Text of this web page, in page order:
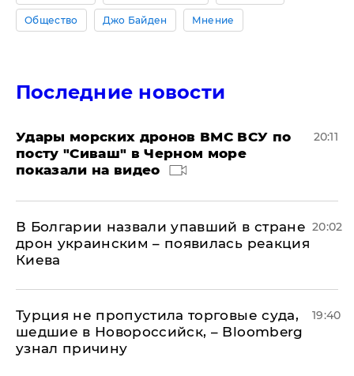
Общество Джо Байден Мнение
Последние новости
Удары морских дронов ВМС ВСУ по
посту "Сиваш" в Черном море
показали на видео
20:11
В Болгарии назвали упавший в стране
дрон украинским – появилась реакция
Киева
20:02
Турция не пропустила торговые суда,
шедшие в Новороссийск, – Bloomberg
узнал причину
19:40